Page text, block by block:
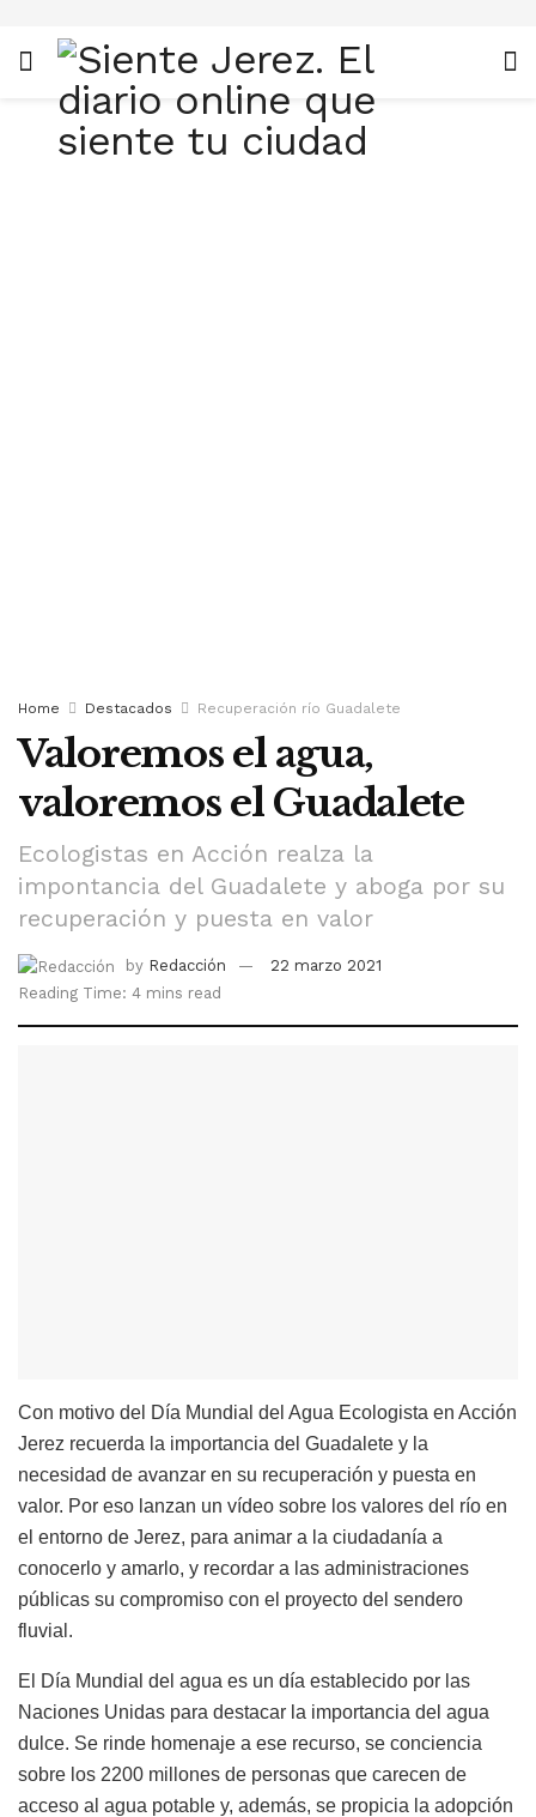
Home Destacados Recuperación río Guadalete
Valoremos el agua,
valoremos el Guadalete
Ecologistas en Acción realza la
impontancia del Guadalete y aboga por su
recuperación y puesta en valor
by Redacción
22 marzo 2021
Reading Time: 4 mins read
Con motivo del Día Mundial del Agua Ecologista en Acción
Jerez recuerda la importancia del Guadalete y la
necesidad de avanzar en su recuperación y puesta en
valor. Por eso lanzan un vídeo sobre los valores del río en
el entorno de Jerez, para animar a la ciudadanía a
conocerlo y amarlo, y recordar a las administraciones
públicas su compromiso con el proyecto del sendero
fluvial.
El Día Mundial del agua es un día establecido por las
Naciones Unidas para destacar la importancia del agua
dulce. Se rinde homenaje a ese recurso, se conciencia
sobre los 2200 millones de personas que carecen de
acceso al agua potable y, además, se propicia la adopción